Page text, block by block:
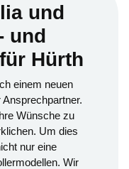
und
und
Hürth
einem neuen
Wünsche zu
Um dies
nur eine
Wir